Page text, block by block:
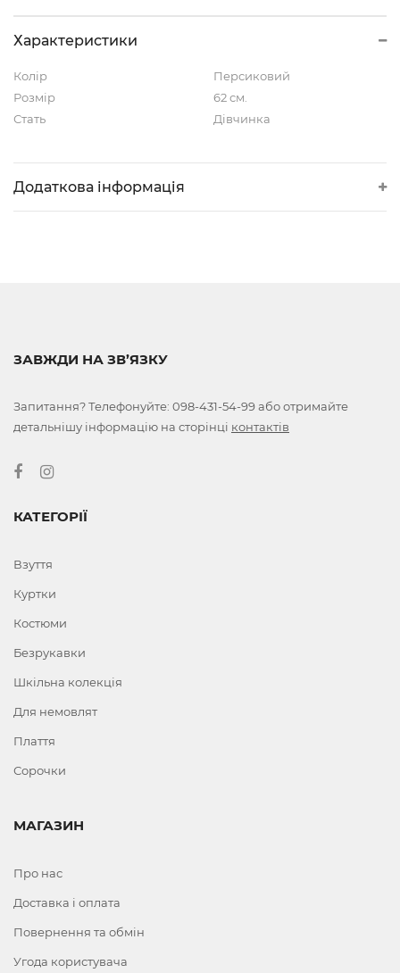
Характеристики
Колір
Персиковий
Розмір
62 см.
Стать
Дівчинка
Додаткова інформація
ЗАВЖДИ НА ЗВ’ЯЗКУ
Запитання? Телефонуйте: 098-431-54-99або отримайте
детальнішу інформацію на сторінці контактів
КАТЕГОРІЇ
Взуття
Куртки
Костюми
Безрукавки
Шкільна колекція
Для немовлят
Плаття
Сорочки
МАГАЗИН
Про нас
Доставка і оплата
Повернення та обмін
Угода користувача